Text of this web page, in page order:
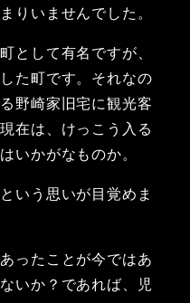
りいませんでした。
として有名ですが、
た町です。それなの
野崎家旧宅に観光客
在は、けっこう入る
いかがなものか。
いう思いが目覚めま
ったことが今ではあ
いか？であれば、児